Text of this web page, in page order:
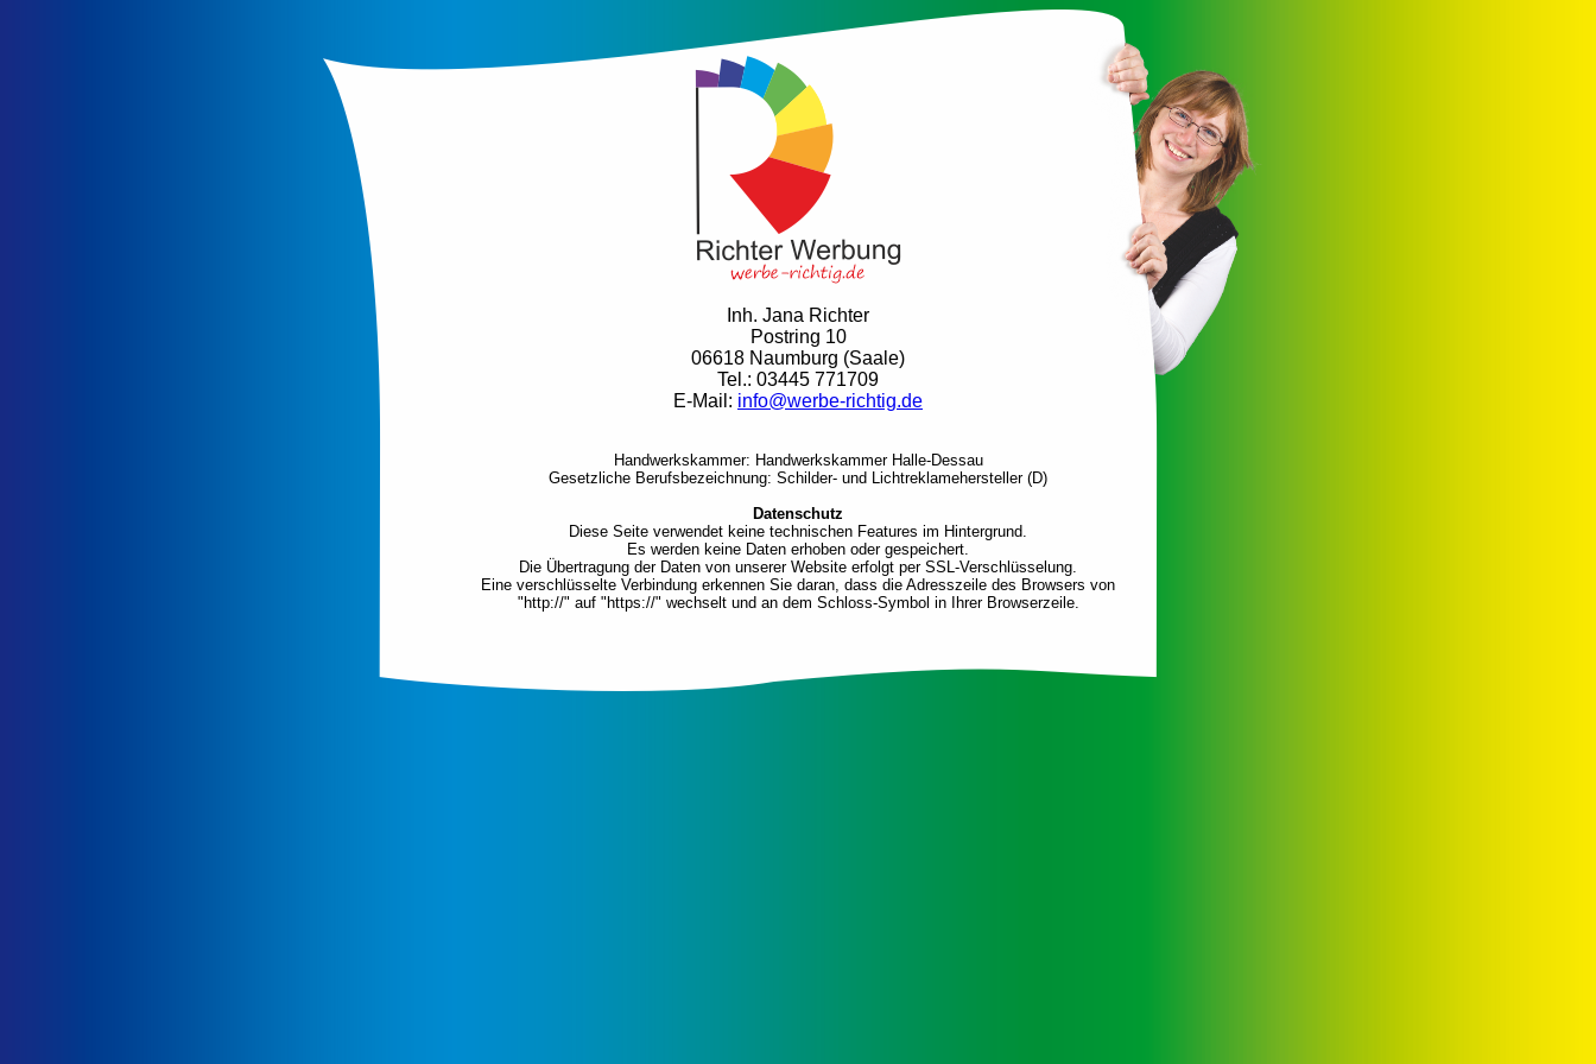
Inh. Jana Richter
Postring 10
06618 Naumburg (Saale)
Tel.: 03445 771709
E-Mail: info@werbe-richtig.de
Handwerkskammer: Handwerkskammer Halle-Dessau
Gesetzliche Berufsbezeichnung: Schilder- und Lichtreklamehersteller (D)
Datenschutz
Diese Seite verwendet keine technischen Features im Hintergrund.
Es werden keine Daten erhoben oder gespeichert.
Die Übertragung der Daten von unserer Website erfolgt per SSL-Verschlüsselung.
Eine verschlüsselte Verbindung erkennen Sie daran, dass die Adresszeile des Browsers von
"http://" auf "https://" wechselt und an dem Schloss-Symbol in Ihrer Browserzeile.